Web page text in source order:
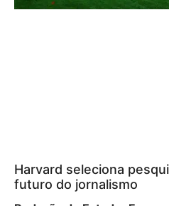
Harvard seleciona
futuro do jornalismo